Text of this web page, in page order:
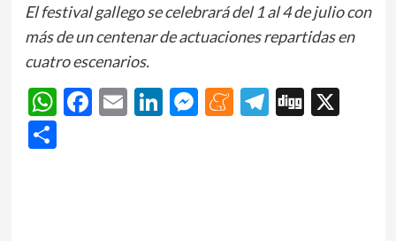
El festival gallego se celebrará del 1 al 4 de julio con
más de un centenar de actuaciones repartidas en
cuatro escenarios.
WhatsApp
Facebook
EmailLinkedIn
Messenger
Meneame
Telegram
Digg
X
Share